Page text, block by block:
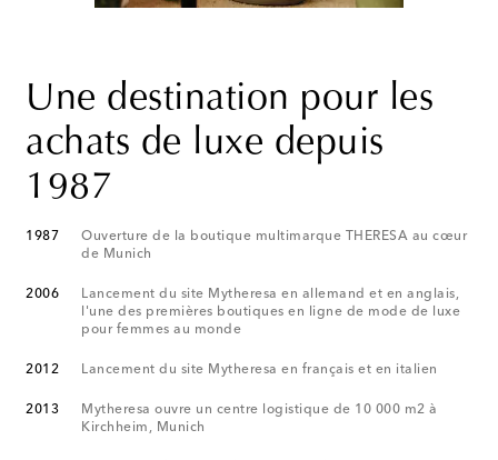
Une destination pour les
achats de luxe depuis
1987
1987
Ouverture de la boutique multimarque THERESA au cœur
de Munich
2006
Lancement du site Mytheresa en allemand et en anglais,
l'une des premières boutiques en ligne de mode de luxe
pour femmes au monde
2012 Lancement du site Mytheresa en français et en italien
2013
Mytheresa ouvre un centre logistique de 10 000 m2 à
Kirchheim, Munich